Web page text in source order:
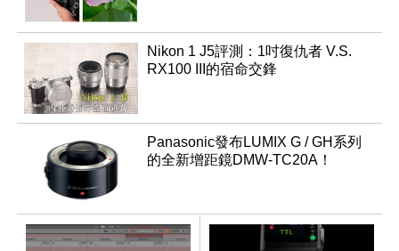
Nikon 1 J5評測：1吋復仇者 V.S.
RX100 III的宿命交鋒
Panasonic發布LUMIX G / GH系列
的全新增距鏡DMW-TC20A！